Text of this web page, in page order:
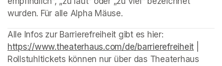
wurden. Für alle Alpha Mäuse.
https://www.theaterhaus.com/de/barrierefreiheit
Rollstuhltickets können nur über das Theaterhaus